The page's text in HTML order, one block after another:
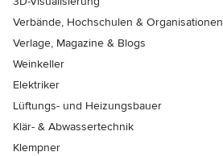
Verbände, Hochschulen & Organisationen
Verlage, Magazine & Blogs
Weinkeller
Elektriker
Lüftungs- und Heizungsbauer
Klär- & Abwassertechnik
Klempner